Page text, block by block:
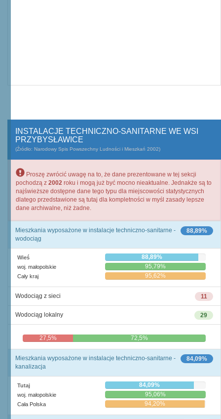
INSTALACJE TECHNICZNO-SANITARNE WE WSI
PRZYBYSŁAWICE
(Źródło: Narodowy Spis Powszechny Ludności i Mieszkań 2002)
Proszę zwrócić uwagę na to, że dane prezentowane w tej sekcji
pochodzą z 2002 roku i mogą już być mocno nieaktualne. Jednakże są to
najświeższe dostępne dane tego typu dla miejscowości statystycznych
dlatego przedstawione są tutaj dla kompletności w myśl zasady lepsze
dane archiwalne, niż żadne.
88,89%
Mieszkania wyposażone w instalacje techniczno-sanitarne -
wodociąg
Wieś 88,89%
woj. małopolskie 95,79%
Cały kraj 95,62%
11
Wodociąg z sieci
29
Wodociąg lokalny
27,5% 72,5%
84,09%
Mieszkania wyposażone w instalacje techniczno-sanitarne -
kanalizacja
Tutaj 84,09%
woj. małopolskie 95,06%
Cała Polska 94,20%